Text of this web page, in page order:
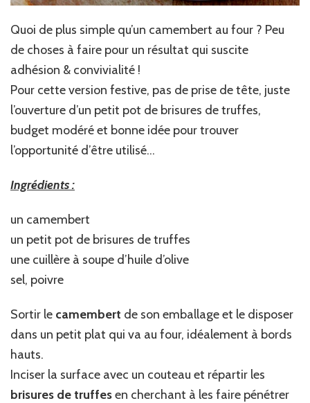
Quoi de plus simple qu’un camembert au four ? Peu
de choses à faire pour un résultat qui suscite
adhésion & convivialité !
Pour cette version festive, pas de prise de tête, juste
l’ouverture d’un petit pot de brisures de truffes,
budget modéré et bonne idée pour trouver
l’opportunité d’être utilisé…
Ingrédients :
un camembert
un petit pot de brisures de truffes
une cuillère à soupe d’huile d’olive
sel, poivre
Sortir le camembert de son emballage et le disposer
dans un petit plat qui va au four, idéalement à bords
hauts.
Inciser la surface avec un couteau et répartir les
brisures de truffesen cherchant à les faire pénétrer